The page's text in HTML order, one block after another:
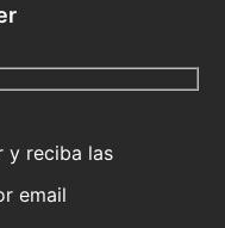
y reciba las
email